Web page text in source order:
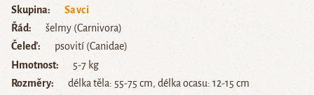
Skupina
Savci
Řád
šelmy (Carnivora)
Čeleď
psovití (Canidae)
Hmotnost
5-7 kg
Rozměry
délka těla: 55-75 cm, délka ocasu: 12-15 cm